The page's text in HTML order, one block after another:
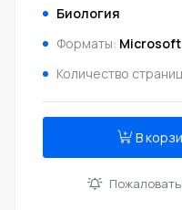
Биология
Форматы: Microsoft
Количество
В